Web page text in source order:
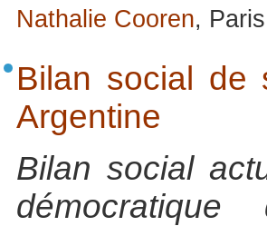
Nathalie Cooren,
Bilan social de
Argentine
Bilan social